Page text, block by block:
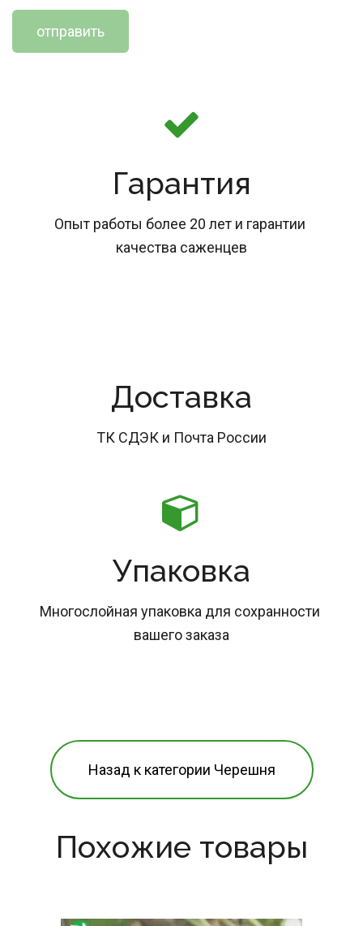
отправить
Гарантия
Опыт работы более 20 лет и гарантии
качества саженцев
Доставка
ТК СДЭК и Почта России
Упаковка
Многослойная упаковка для сохранности
вашего заказа
Назад к категории Черешня
Похожие товары